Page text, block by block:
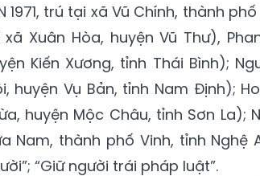
1971, trú tại xã Vũ Chính, thành
xã Xuân Hòa, huyện Vũ Thư),
Kiến Xương, tỉnh Thái Bình);
huyện Vụ Bản, tỉnh Nam Định);
huyện Mộc Châu, tỉnh Sơn La);
Nam, thành phố Vinh, tỉnh
“Giữ người trái pháp luật”.